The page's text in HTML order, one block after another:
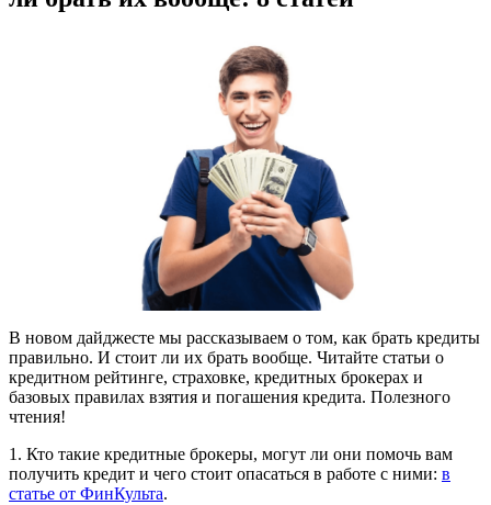
В новом дайджесте мы рассказываем о том, как брать кредиты
правильно. И стоит ли их брать вообще. Читайте статьи о
кредитном рейтинге, страховке, кредитных брокерах и
базовых правилах взятия и погашения кредита. Полезного
чтения!
1. Кто такие кредитные брокеры, могут ли они помочь вам
получить кредит и чего стоит опасаться в работе с ними: в
статье от ФинКульта.